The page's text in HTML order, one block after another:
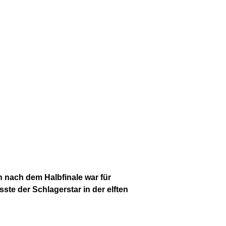
dem Halbfinale war für
der Schlagerstar in der elften